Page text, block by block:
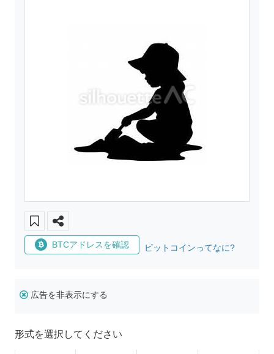
BTCアドレスを確認 ビットコインってなに?
広告を非表示にする
形式を選択してください